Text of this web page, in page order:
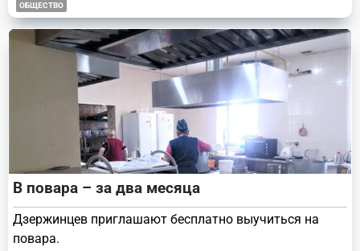
ОБЩЕСТВО
В повара – за два месяца
Дзержинцев приглашают бесплатно выучиться на
повара.